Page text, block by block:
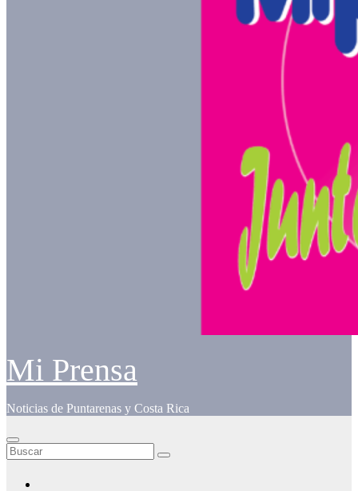
Mi Prensa
Noticias de Puntarenas y Costa Rica